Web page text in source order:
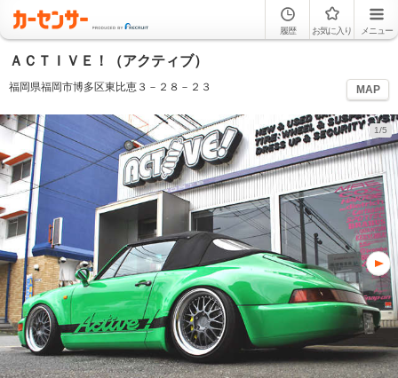
履歴 お気に入り メニュー
ＡＣＴＩＶＥ！（アクティブ）
福岡県福岡市博多区東比恵３－２８－２３ MAP
1/5